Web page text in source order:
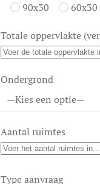
90x30
60x30
Totale oppervlakte
Ondergrond
Aantal ruimtes
Type aanvraag